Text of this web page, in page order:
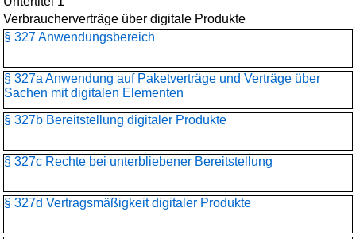
Verbraucherverträge über digitale Produkte
§ 327 Anwendungsbereich
§ 327a Anwendung auf Paketverträge und Verträge über
Sachen mit digitalen Elementen
§ 327b Bereitstellung digitaler Produkte
§ 327c Rechte bei unterbliebener Bereitstellung
§ 327d Vertragsmäßigkeit digitaler Produkte